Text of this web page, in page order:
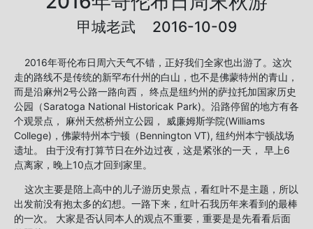
甲城老武 2016-10-09
2016年哥伦布日周六天气不错，正好我们全家也出游了。这次
走的路线不是传统的新罕布什州的白山，也不是佛蒙特州的青山，
而是沿麻州2号公路一路向西， 终点是纽约州的萨拉托加国家历史
公园（Saratoga National Historicak Park)。沿路停留的地方有各
个观景点， 麻州天然桥州立公园， 威廉姆斯学院(Williams
College)，佛蒙特州本宁顿（Bennington VT), 纽约州本宁顿战场
遗址。 由于没有打算节日在外边过夜，这是紧张的一天， 早上6
点离家，晚上10点才回到家里。
这次主要是陪上高中的儿子游历史景点，看红叶不是主题，所以
出发前没有抱太多的幻想。一路下来，红叶石我历年来看到的最棒
的一次。 大家是否认同本人的观点不重要，重要是是先看看后面